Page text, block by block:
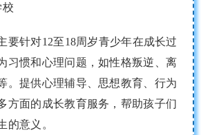
校
要针对12至18周岁青少年在成长过
习惯和心理问题，如性格叛逆、离
。提供心理辅导、思想教育、行为
方面的成长教育服务，帮助孩子们
的意义。